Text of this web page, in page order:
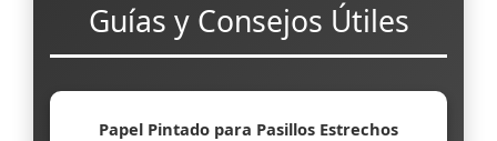
Guías y Consejos Útiles
Papel Pintado para Pasillos Estrechos